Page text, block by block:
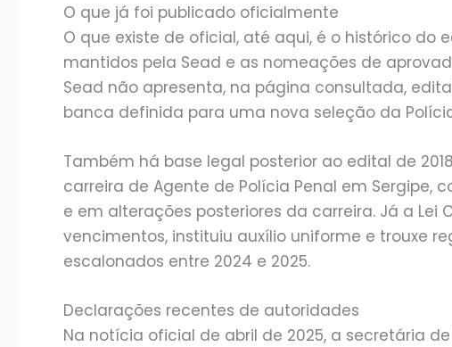
O que já foi publicado oficialmente
O que existe de oficial, até aqui, é o histórico do
mantidos pela Sead e as nomeações de
Sead não apresenta, na página consultada,
banca definida para uma nova seleção da Polícia
Também há base legal posterior ao edital de
carreira de Agente de Polícia Penal em Sergipe,
e em alterações posteriores da carreira. Já a Lei
vencimentos, instituiu auxílio uniforme e trouxe
escalonados entre 2024 e 2025.
Declarações recentes de autoridades
Na notícia oficial de abril de 2025, a secretária